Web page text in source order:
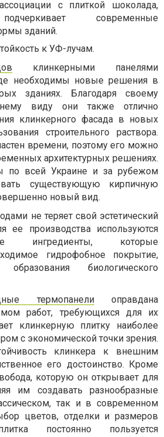
с плиткой шоколада,
современные
зданий.
к УФ-лучам.
клинкерными панелями
необходимы новые решения в
зданиях. Благодаря своему
виду они также отлично
клинкерного фасада в новых
строительного раствора.
времени, поэтому его можно
архитектурных решениях.
по всей Украине и за рубежом
существующую кирпичную
новый вид.
не теряет свой эстетический
ее производства используются
ингредиенты, которые
гидрофобное покрытие,
биологического
термопанелиоправдана
работ, требующихся для их
клинкерную плитку наиболее
с экономической точки зрения.
клинкера к внешним
его достоинство. Кроме
которую он открывает для
им создавать разнообразные
так и в современном
цветов, отделки и размеров
постоянно пользуется